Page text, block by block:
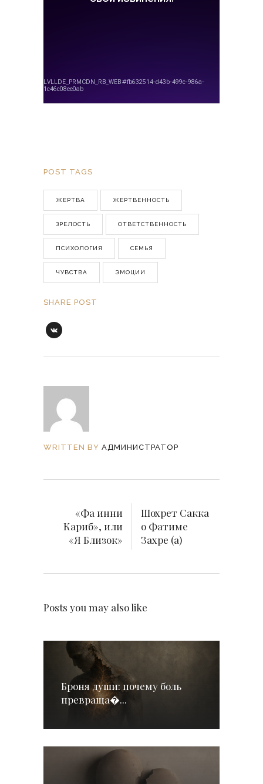
POST TAGS
ЖЕРТВА ЖЕРТВЕННОСТЬ
ЗРЕЛОСТЬ ОТВЕТСТВЕННОСТЬ
ПСИХОЛОГИЯ СЕМЬЯ
ЧУВСТВА ЭМОЦИИ
SHARE POST
WRITTEN BY АДМИНИСТРАТОР
«Фа инни
Кариб», или
«Я Близок»
Шохрет Сакка
о Фатиме
Захре (а)
Posts you may also like
Броня души: почему боль
превраща�...